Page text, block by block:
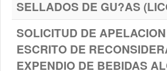
SELLADOS DE GU?AS
SOLICITUD DE
ESCRITO DE
EXPENDIO DE BEBIDAS